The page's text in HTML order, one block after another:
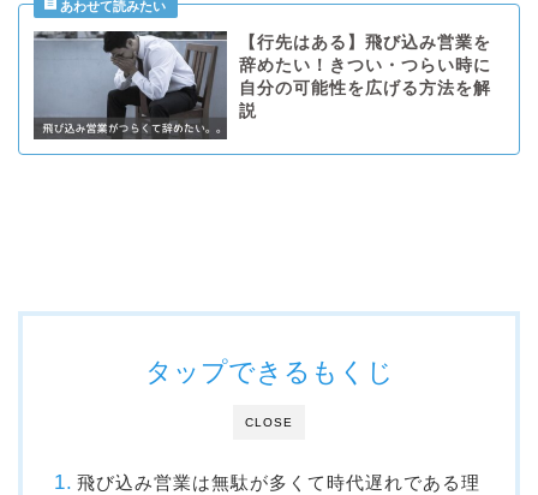
【行先はある】飛び込み営業を
辞めたい！きつい・つらい時に
自分の可能性を広げる方法を解
説
CLOSE
タップできるもくじ
飛び込み営業は無駄が多くて時代遅れである理